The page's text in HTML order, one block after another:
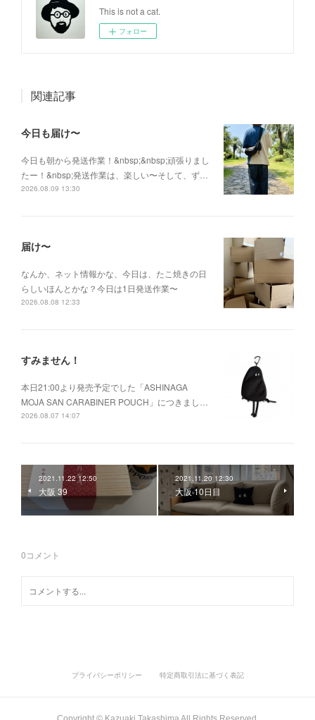
This is not a cat.
フォロー
関連記事
今日も届け〜
今日も朝から発送作業！&nbsp;&nbsp;頑張りまし
たー！&nbsp;発送作業は、楽しい〜そして、ず…
2026.08.09 13:30
届け〜
なんか、ネット情報かな、今日は、たこ焼きの日
らしいほんとかな？今日は1日発送作業〜
2026.08.08 12:33
すみません！
本日21:00より発売予定でした「ASHINAGA
MOJA SAN CARABINER POUCH」につきまし…
2026.08.07 14:07
2021.11.22 12:50
大阪 39
2021.11.20 12:30
大阪 10日目
0コメント
プライバシーポリシー 特定商取引法に基づく表記